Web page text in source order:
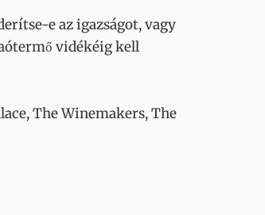
e az igazságot, vagy
vidékéig kell
The Winemakers, The